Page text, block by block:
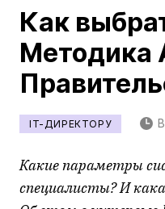
Как
Методика
IT-ДИРЕКТОРУ
Какие параметры
специалисты? И